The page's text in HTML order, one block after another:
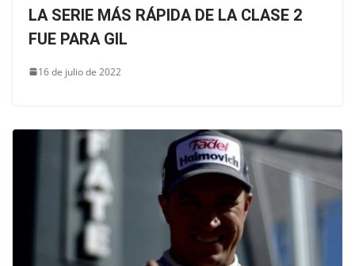
LA SERIE MÁS RÁPIDA DE LA CLASE 2
FUE PARA GIL
16 de julio de 2022